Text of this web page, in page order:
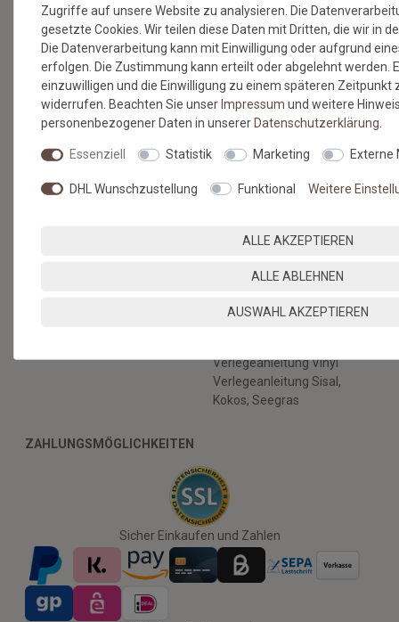
SERVICE & HILFE
Versandkosten
Zahlungsmethoden & Sicherheit
Kontaktformular
Hilfe
Datenschutz
BODENBELÄGE SELBST
Verlegeanleitung Vinyl
Verlegeanleitung Sisal,
Kokos, Seegras
ZAHLUNGSMÖGLICHKEITEN
Sicher Einkaufen und Zahlen
Zugriffe auf unsere Website zu analysieren. Die
gesetzte Cookies. Wir teilen diese Daten mit Dritten, die wir in
Die Datenverarbeitung kann mit Einwilligung oder aufgrund
erfolgen. Die Zustimmung kann erteilt oder abgelehnt werden.
einzuwilligen und die Einwilligung zu einem späteren Zeitpunkt
widerrufen. Beachten Sie unser Impressum und weitere
personenbezogener Daten in unserer Daten­schutz­erklärung
Essenziell Statistik Marketing Externe
DHL Wunschzustellung Funktional Weitere
ALLE AKZEPTIEREN
ALLE ABLEHNEN
AUSWAHL AKZEPTIEREN